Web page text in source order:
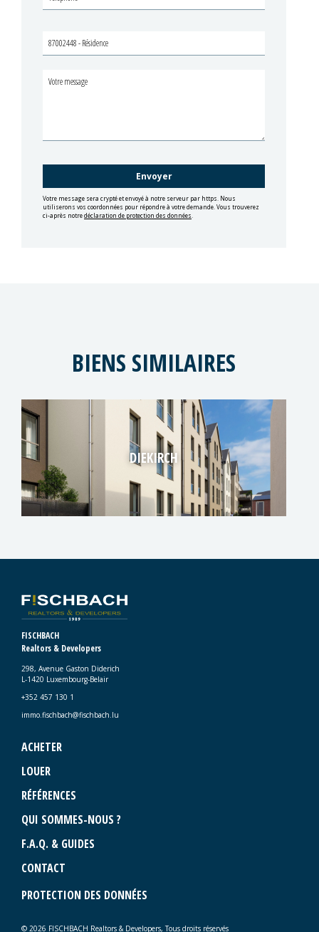
Votre message sera crypté et envoyé à notre serveur par https. Nous
utiliserons vos coordonnées pour répondre à votre demande. Vous trouverez
ci-après notredéclaration de protection des données.
BIENS SIMILAIRES
DIEKIRCH
FISCHBACH
Realtors & Developers
298, Avenue Gaston Diderich
L-1420 Luxembourg-Belair
+352 457 130 1
immo.fischbach@fischbach.lu
ACHETER
LOUER
RÉFÉRENCES
QUI SOMMES-NOUS ?
F.A.Q. & GUIDES
CONTACT
PROTECTION DES DONNÉES
© 2026 FISCHBACH Realtors & Developers, Tous droits réservés